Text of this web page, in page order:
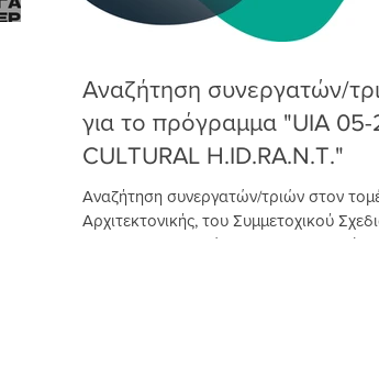
Αναζήτηση συνεργατών/
για το πρόγραμμα "UIA 05-
CULTURAL H.ID.RA.N.T."
Αναζήτηση συνεργατών/τριών στον
Αρχιτεκτονικής, του Συμμετοχικού
και της Επικοινωνίας: Ο Συνεταιρισμός